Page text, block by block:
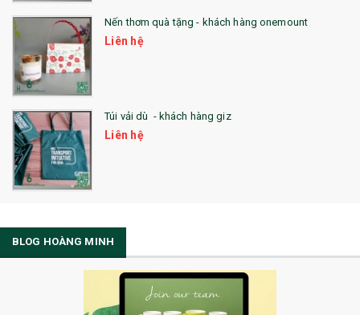
Nến thơm quà tặng - khách hàng onemount
Liên hệ
Túi vải dù - khách hàng giz
Liên hệ
BLOG HOÀNG MINH